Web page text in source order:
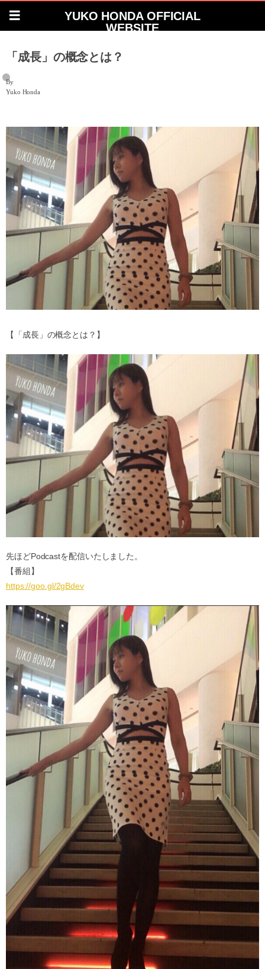
YUKO HONDA OFFICIAL
WEBSITE
「成長」の概念とは？
By
Yuko Honda
【「成長」の概念とは？】
先ほどPodcastを配信いたしました。
【番組】
https://goo.gl/2gBdev